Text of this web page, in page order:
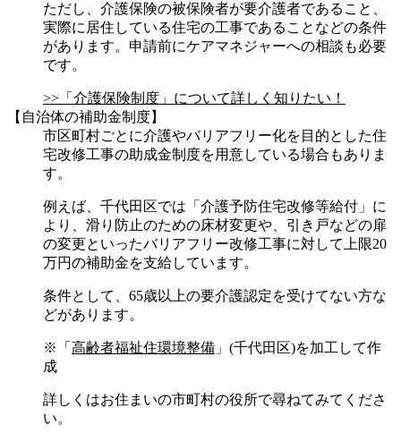
ただし、介護保険の被保険者が要介護者であること、
実際に居住している住宅の工事であることなどの条件
があります。申請前にケアマネジャーへの相談も必要
です。
>>「介護保険制度」について詳しく知りたい！
【自治体の補助金制度】
市区町村ごとに介護やバリアフリー化を目的とした住
宅改修工事の助成金制度を用意している場合もありま
す。
例えば、千代田区では「介護予防住宅改修等給付」に
より、滑り防止のための床材変更や、引き戸などの扉
の変更といったバリアフリー改修工事に対して上限20
万円の補助金を支給しています。
条件として、65歳以上の要介護認定を受けてない方な
どがあります。
※「 高齢者福祉住環境整備 」(千代田区)を加工して作
成
詳しくはお住まいの市町村の役所で尋ねてみてくださ
い。